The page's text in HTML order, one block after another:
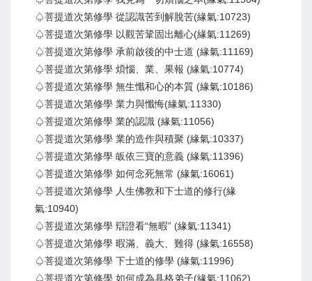
♤菩提道次第修學 從認識苦到解脫苦(緣氣:10723)
♤菩提道次第修學 以觀苦鞏固出離心(緣氣:11269)
♤菩提道次第修學 承前啟後的中士道 (緣氣:11169)
♤菩提道次第修學 煩惱、業、果報 (緣氣:10774)
♤菩提道次第修學 無生懺和心的本質 (緣氣:10186)
♤菩提道次第修學 業力與懺悔(緣氣:11330)
♤菩提道次第修學 業的認識 (緣氣:11056)
♤菩提道次第修學 業的造作與積聚 (緣氣:10337)
♤菩提道次第修學 皈依三寶的意義 (緣氣:11396)
♤菩提道次第修學 如何念死無常 (緣氣:16061)
♤菩提道次第修學 人生佛教和下士道的修行(緣
氣:10940)
♤菩提道次第修學 辯證看“無暇” (緣氣:11341)
♤菩提道次第修學 暇滿、義大、難得 (緣氣:16558)
♤菩提道次第修學 下士道的修學 (緣氣:11996)
♤菩提道次第修學 如何成為具格弟子(緣氣:11062)